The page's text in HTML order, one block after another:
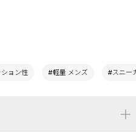
ョン性 #軽量 メンズ #スニー